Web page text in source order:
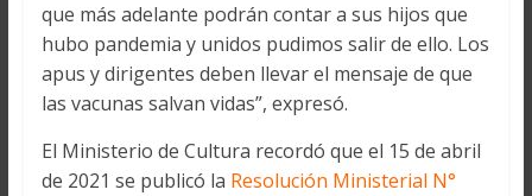
que más adelante podrán contar a sus hijos que
hubo pandemia y unidos pudimos salir de ello. Los
apus y dirigentes deben llevar el mensaje de que
las vacunas salvan vidas”, expresó.
El Ministerio de Cultura recordó que el 15 de abril
de 2021 se publicó la Resolución Ministerial N°